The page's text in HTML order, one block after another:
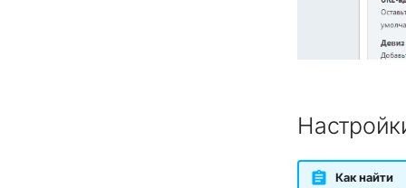
Как найти